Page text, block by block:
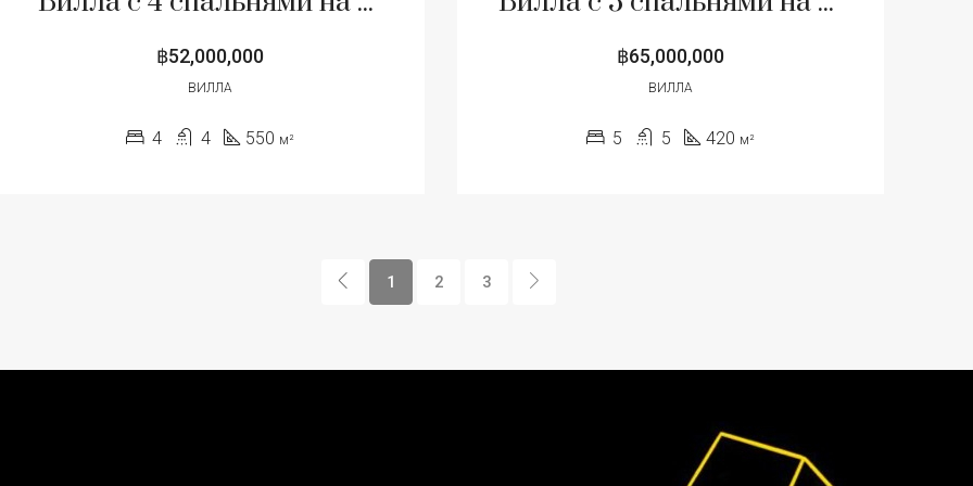
฿52,000,000
ВИЛЛА
4 4 550 м²
฿65,000,000
ВИЛЛА
5 5 420 м²
1 2 3